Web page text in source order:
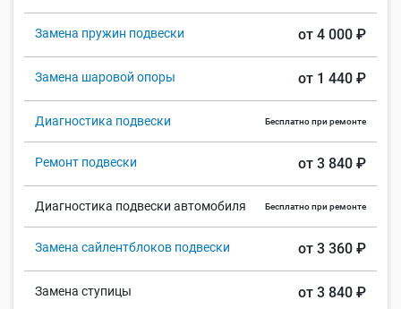
Замена пружин подвески от 4 000 ₽
Замена шаровой опоры от 1 440 ₽
Диагностика подвески Бесплатно при ремонте
Ремонт подвески от 3 840 ₽
Диагностика подвески автомобиля Бесплатно при ремонте
Замена сайлентблоков подвески от 3 360 ₽
Замена ступицы от 3 840 ₽